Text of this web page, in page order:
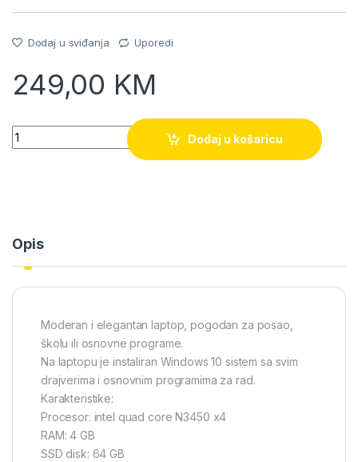
Dodaj u sviđanja Uporedi
249,00 KM
Quantity
Dodaj u košaricu
Opis
Moderan i elegantan laptop, pogodan za posao,
školu ili osnovne programe.
Na laptopu je instaliran Windows 10 sistem sa svim
drajverima i osnovnim programima za rad.
Karakteristike:
Procesor: intel quad core N3450 x4
RAM: 4 GB
SSD disk: 64 GB